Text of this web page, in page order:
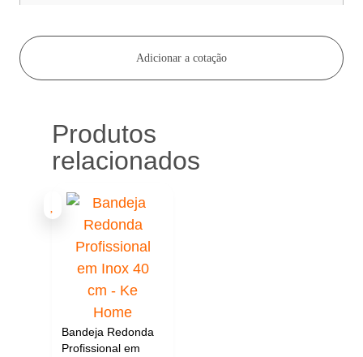
Adicionar a cotação
Produtos
relacionados
Bandeja Redonda
Profissional em